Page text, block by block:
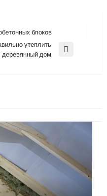
блоков
утеплить
деревянный дом